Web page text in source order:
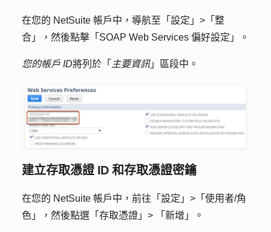
在您的 NetSuite 帳戶中，導航至「 設定」>「整
合 」，然後點擊「 SOAP Web Services 偏好設定 」。
您的帳戶 ID將列於「 主要資訊」區段中。
建立存取憑證 ID 和存取憑證密鑰
在您的 NetSuite 帳戶中，前往「 設定 」>「 使用者/角
色 」，然後點選 「存取憑證」> 「新增」。